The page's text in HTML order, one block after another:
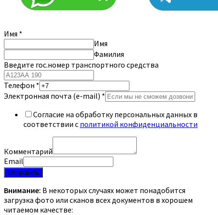
Имя *
Имя
Фамилия
Введите гос.номер транспортного средства
Телефон *
Электронная почта (e-mail) *
Согласие на обработку персональных данных в
соответствии с политикой конфиденциальности
Комментарий
Email
Отправить
Внимание: В некоторых случаях может понадобится
загрузка фото или сканов всех документов в хорошем
читаемом качестве: